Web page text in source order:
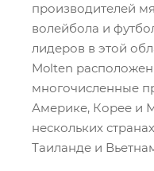
производителей
волейбола и
лидеров в этой
Molten
многочисленные
Америке, Корее и
нескольких
Таиланде и